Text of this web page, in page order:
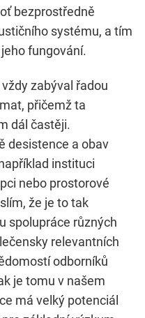
bezprostředně
systému, a tím
fungování.
zabýval řadou
přičemž ta
dál častěji.
desistence a obav
instituci
nebo prostorové
že je to tak
spolupráce různých
relevantních
odborníků
je tomu v našem
má velký potenciál